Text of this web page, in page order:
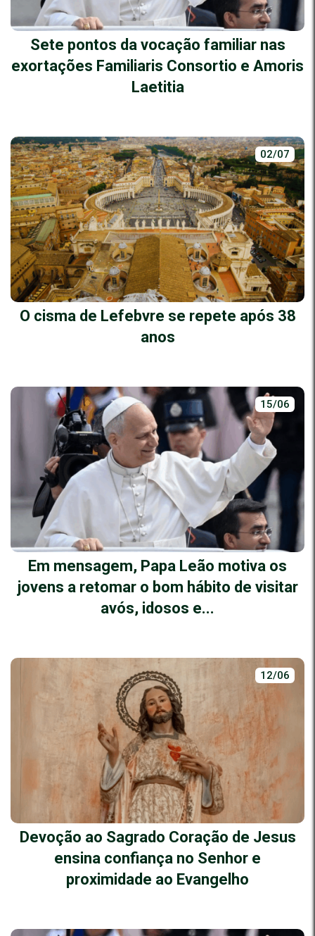
Sete pontos da vocação familiar nas
exortações Familiaris Consortio e Amoris
Laetitia
02/07
O cisma de Lefebvre se repete após 38
anos
15/06
Em mensagem, Papa Leão motiva os
jovens a retomar o bom hábito de visitar
avós, idosos e...
12/06
Devoção ao Sagrado Coração de Jesus
ensina confiança no Senhor e
proximidade ao Evangelho